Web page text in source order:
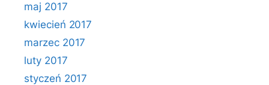
maj 2017
kwiecień 2017
marzec 2017
luty 2017
styczeń 2017